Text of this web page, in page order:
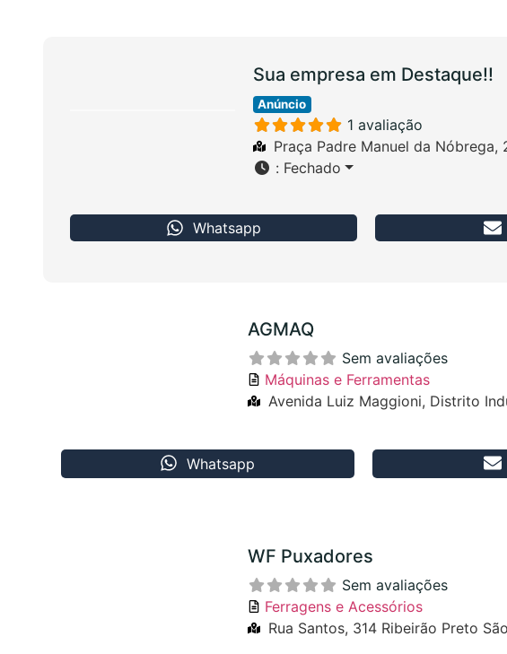
Sua empresa em Destaque!!
Anúncio
1 avaliação
Praça Padre Manuel da Nóbrega,
: Fechado
Whatsapp
AGMAQ
Sem avaliações
Máquinas e Ferramentas
Avenida Luiz Maggioni, Distrito
Whatsapp
WF Puxadores
Sem avaliações
Ferragens e Acessórios
Rua Santos, 314 Ribeirão Preto